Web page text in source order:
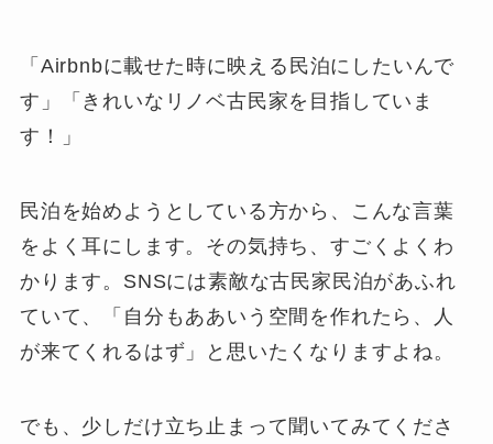
「Airbnbに載せた時に映える民泊にしたいんで
す」「きれいなリノベ古民家を目指していま
す！」
民泊を始めようとしている方から、こんな言葉
をよく耳にします。その気持ち、すごくよくわ
かります。SNSには素敵な古民家民泊があふれ
ていて、「自分もああいう空間を作れたら、人
が来てくれるはず」と思いたくなりますよね。
でも、少しだけ立ち止まって聞いてみてくださ